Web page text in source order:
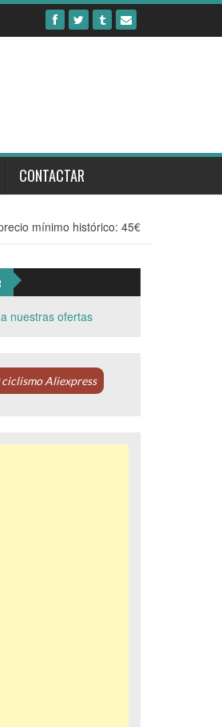
CONTACTAR
mínimo histórico: 45€
nuestras ofertas
ciclismo Aliexpress